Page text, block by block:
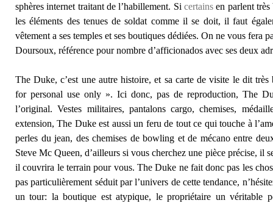
sphères internet traitant de l’habillement. Si certains en parlent
les éléments des tenues de soldat comme il se doit, il faut
vêtement a ses temples et ses boutiques dédiées. On ne vous fera
Doursoux, référence pour nombre d’afficionados avec ses deux
The Duke, c’est une autre histoire, et sa carte de visite le dit
for personal use only ». Ici donc, pas de reproduction, The
l’original. Vestes militaires, pantalons cargo, chemises,
extension, The Duke est aussi un feru de tout ce qui touche à
perles du jean, des chemises de bowling et de mécano entre
Steve Mc Queen, d’ailleurs si vous cherchez une pièce précise, il
il couvrira le terrain pour vous. The Duke ne fait donc pas les
pas particulièrement séduit par l’univers de cette tendance,
un tour: la boutique est atypique, le propriétaire un véritable